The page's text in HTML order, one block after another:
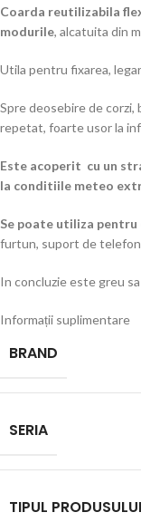
Coarda reutilizabila
modurile, alcatuita din
Utila pentru fixarea,
Spre deosebire de
repetat, foarte usor la
Este acoperit cu un
la conditiile meteo
Se poate utiliza
furtun, suport de
In concluzie este greu
Informații suplimentare
BRAND
SERIA
TIPUL PRODUSULUI